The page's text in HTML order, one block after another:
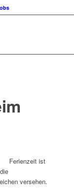
Ferienzeit ist
versehen.